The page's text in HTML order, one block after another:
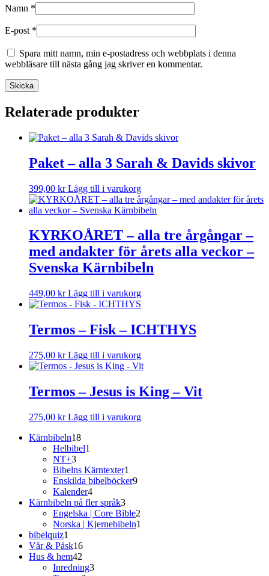
Namn *
E-post *
Spara mitt namn, min e-postadress och webbplats i denna
webbläsare till nästa gång jag skriver en kommentar.
Relaterade produkter
Paket – alla 3 Sarah & Davids skivor
399,00 kr Lägg till i varukorg
KYRKOÅRET – alla tre årgångar –
med andakter för årets alla veckor –
Svenska Kärnbibeln
449,00 kr Lägg till i varukorg
Termos – Fisk – ICHTHYS
275,00 kr Lägg till i varukorg
Termos – Jesus is King – Vit
275,00 kr Lägg till i varukorg
Kärnbibeln1818
produkter
Helbibel1
NT+33
produkter
Bibelns Kärntexter1
produkt
Enskilda bibelböcker99
Kalender44
produkter
Kärnbibeln på fler språk33
produkter
Engelska | Core Bible2
Norska | Kjernebibeln1
bibelquiz1
produkt
Vår & Påsk1616
Hus & hem42
produkter
Inredning33